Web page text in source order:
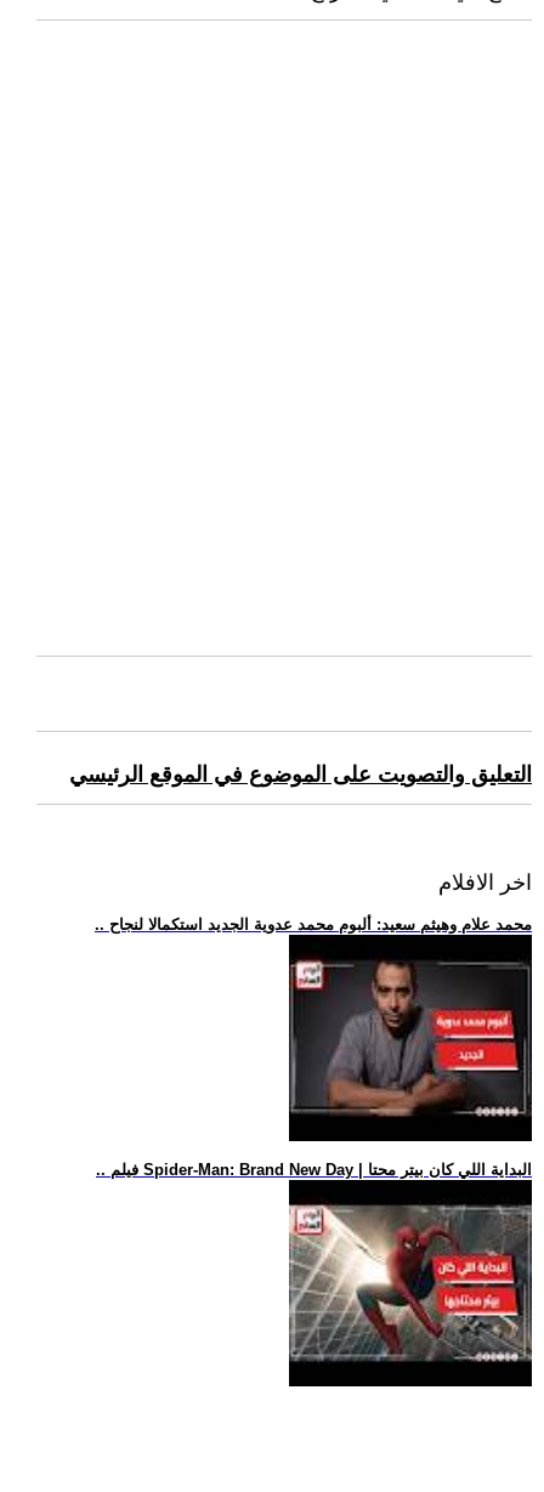
التعليق والتصويت على الموضوع في الموقع الرئيسي
اخر الافلام
.. محمد علام وهيثم سعيد: ألبوم محمد عدوية الجديد استكمالا لنجاح
.. فيلم Spider-Man: Brand New Day | البداية اللي كان بيتر محتا